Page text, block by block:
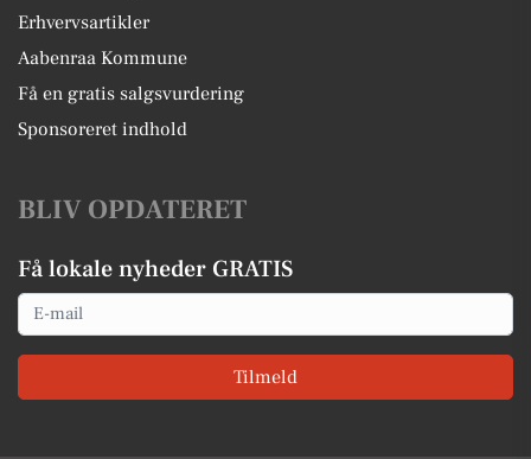
Erhvervsartikler
Aabenraa Kommune
Få en gratis salgsvurdering
Sponsoreret indhold
BLIV OPDATERET
Få lokale nyheder GRATIS
Email
Tilmeld